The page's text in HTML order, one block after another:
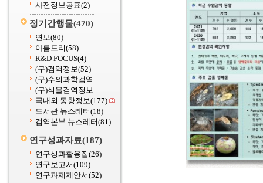
사전정보공표(2)
정기간행물(470)
연보(80)
아름드리(58)
R&D FOCUS(4)
(구)검역정보(52)
(구)수의과학검역
(구)식물검역정보
국내외 동향정보(177)
도서관 뉴스레터(18)
검역본부 뉴스레터(81)
연구성과자료(187)
연구성과활용집(26)
연구보고서(109)
연구과제제안서(52)